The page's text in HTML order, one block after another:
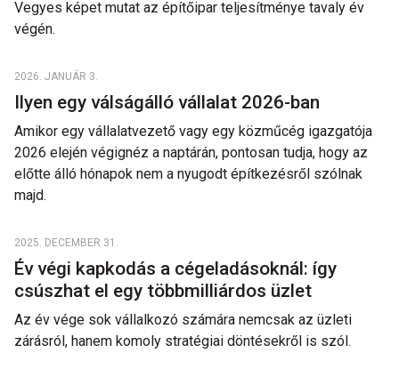
Vegyes képet mutat az építőipar teljesítménye tavaly év
végén.
2026. JANUÁR 3.
Ilyen egy válságálló vállalat 2026-ban
Amikor egy vállalatvezető vagy egy közműcég igazgatója
2026 elején végignéz a naptárán, pontosan tudja, hogy az
előtte álló hónapok nem a nyugodt építkezésről szólnak
majd.
2025. DECEMBER 31.
Év végi kapkodás a cégeladásoknál: így
csúszhat el egy többmilliárdos üzlet
Az év vége sok vállalkozó számára nemcsak az üzleti
zárásról, hanem komoly stratégiai döntésekről is szól.